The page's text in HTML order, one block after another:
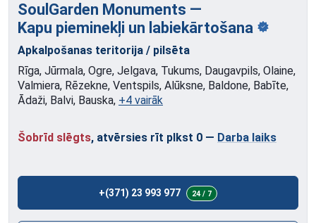
SoulGarden Monuments —
Kapu pieminekļi un labiekārtošana
Apkalpošanas teritorija / pilsēta
Rīga, Jūrmala, Ogre, Jelgava, Tukums, Daugavpils, Olaine,
Valmiera, Rēzekne, Ventspils, Alūksne, Baldone, Babīte,
Ādaži, Balvi, Bauska, +4 vairāk
Šobrīd slēgts, atvērsies rīt plkst 0 — Darba laiks
+(371) 23 993 977 24 / 7